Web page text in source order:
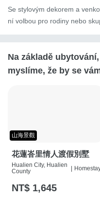
Se stylovým dekorem a
ní volbou pro rodiny nebo
Na základě
myslíme, že by se
山海景觀
花蓮峇里情人渡假別墅
Hualien City, Hualien
County
|
NT$ 1,645